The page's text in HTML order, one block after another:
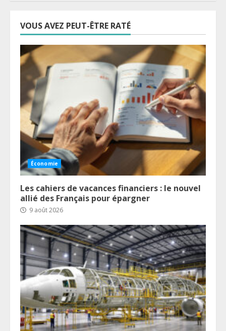
VOUS AVEZ PEUT-ÊTRE RATÉ
Économie
Les cahiers de vacances financiers : le nouvel
allié des Français pour épargner
9 août 2026